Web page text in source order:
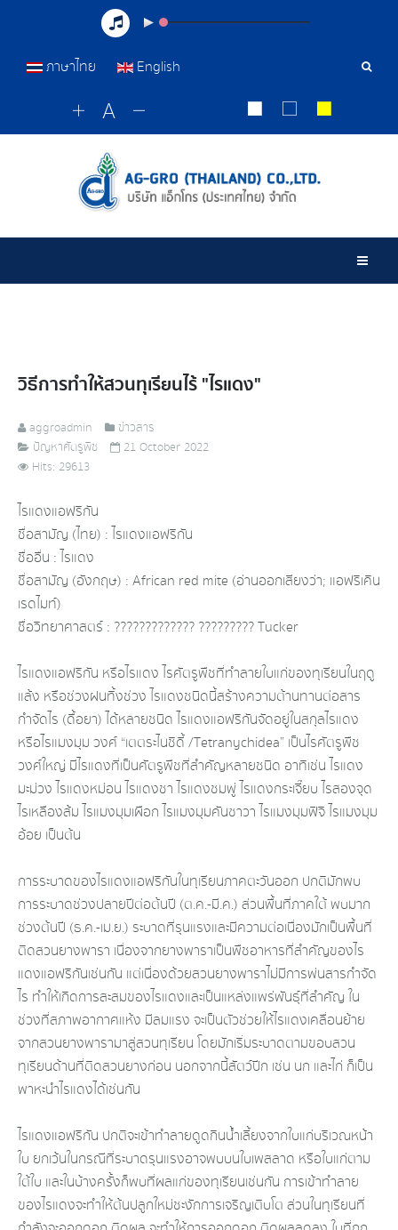
ภาษาไทย English
วิธีการทำให้สวนทุเรียนไร้ "ไรแดง"
aggroadmin
ข่าวสาร
ปัญหาศัตรูพืช
21 October 2022
Hits: 29613
ไรแดงแอฟริกัน
ชื่อสามัญ (ไทย) : ไรแดงแอฟริกัน
ชื่ออื่น : ไรแดง
ชื่อสามัญ (อังกฤษ) : African red mite (อ่านออกเสียงว่า; แอฟริเคิน
เรดไมท์)
ชื่อวิทยาศาสตร์ : ????????????? ????????? Tucker
ไรแดงแอฟริกัน​ หรือไรแดง ไรศัตรูพืชที่ทำลายใบแก่ของทุเรียนในฤดู
แล้ง หรือช่วงฝนทิ้งช่วง ไรแดงชนิดนี้สร้างความต้านทานต่อสาร
กำจัดไร (ดื้อยา) ได้หลายชนิด ไรแดงแอฟริกันจัดอยู่​ในสกุลไรแดง​
หรือไรแมงมุม​ วงศ์​ “เตตระไนชิดี้ /Tetranychidea” เป็นไรศัตรูพืช
วงศ์ใหญ่ มีไรแดงที่เป็นศัตรูพืชที่สำคัญหลายชนิด อาทิเช่น ไรแดง
มะม่วง ไรแดงหม่อน ไรแดงชา ไรแดงชมพู่ ไรแดงกระเจี๊ยบ ไรสองจุด
ไรเหลืองส้ม ไรแมงมุมเผือก ไรแมงมุมคันซาวา ไรแมงมุมฟิจิ ไรแมงมุม
อ้อย เป็นต้น
การระบาดของไรแดงแอฟริกันในทุเรียนภาคตะวันออก​​ ปกติมักพบ
การระบาดช่วงปลายปี​ต่อต้นปี​ (ต.ค.-มี.ค.)​ ส่วนพื้นที่ภาคใต้ พบมาก
ช่วงต้นปี (ธ.ค.-เม.ย.) ระบาดที่รุนแรงและมีความต่อเนื่องมักเป็นพื้นที่
ติดสวนยางพารา เนื่องจากยางพาราเป็นพืชอาหารที่สำคัญของไร
แดงแอฟริกันเช่นกัน แต่เนื่องด้วยสวนยางพาราไม่มีการพ่นสารกำจัด
ไร ทำให้เกิดการสะสมของไรแดงและเป็นแหล่งแพร่พันธุ์ที่สำคัญ ใน
ช่วงที่สภาพอากาศแห้ง มีลมแรง จะเป็นตัวช่วยให้ไรแดงเคลื่อนย้าย
จากสวนยางพารามาสู่สวนทุเรียน โดยมักเริ่มระบาดตามขอบสวน
ทุเรียนด้านที่ติดสวนยางก่อน นอกจากนี้สัตว์ปีก เช่น นก และไก่ ก็เป็น
พาหะนำไรแดงได้เช่นกัน
ไรแดงแอฟริกัน ปกติจะเข้าทำลายดูดกินน้ำเลี้ยงจากใบแก่บริเวณหน้า
ใบ ยกเว้นในกรณีที่ระบาดรุนแรงอาจพบบนใบเพสลาด หรือใบแก่ตาม
ใต้ใบ และในบ้างครั้งก็พบที่ผลแก่ของทุเรียนเช่นกัน การเข้าทำลาย
ของไรแดงจะทำให้ต้นปลูกใหม่ชะงักการเจริญเติบโต ส่วนในทุเรียนที่